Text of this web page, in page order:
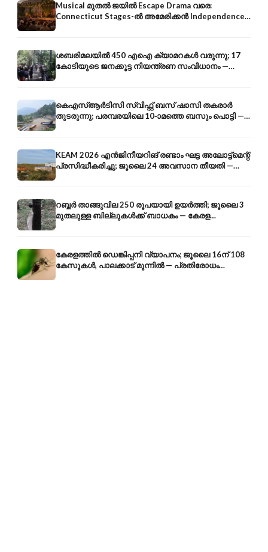
Musical മുതൽ ജയിൽ Escape Drama വരെ:
Connecticut Stages-ൽ അമേരിക്കൻ Independence-
ന്റെ 250-ആം വാർഷികം
ശബരിമലയിൽ 450 എഐ ക്യാമറകൾ വരുന്നു; 17
കോടിയുടെ ജനക്കൂട്ട നിയന്ത്രണ സംവിധാനം —
എരുമേലി മുതൽ പമ്പ വരെ
കെഎസ്ആർടിസി സ്വിഫ്റ്റ് ബസ് ഷാസി തകരാർ
തുടരുന്നു; പരമ്പരയിലെ 10-ാമത്തെ ബസും പൊട്ടി —
സുരക്ഷാ ആശങ്ക
KEAM 2026 എൻജിനീയറിങ് രണ്ടാം ഘട്ട അലോട്ട്മെന്റ്
പ്രസിദ്ധീകരിച്ചു; ജൂലൈ 24 അവസാന തീയതി —
അറിയേണ്ടതെല്ലാം
റബ്ബർ താങ്ങുവില 250 രൂപയായി ഉയർത്തി; ജൂലൈ 3
മുതലുള്ള ബില്ലുകൾക്ക് ബാധകം — കേരള
കർഷകർക്ക് ആശ്വാസം
കേരളത്തിൽ ഡെങ്കിപ്പനി വ്യാപനം; ജൂലൈ 16ന് 108
കേസുകൾ, പാലക്കാട് മുന്നിൽ — പ്രതിരോധം
എങ്ങനെ?